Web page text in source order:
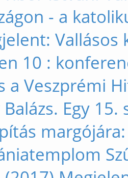
- a
10 :
a Veszprémi
Egy